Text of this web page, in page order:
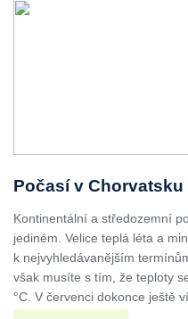
Počasí v Chorvatsku
Kontinentální a středozemní
jediném. Velice teplá léta a
k nejvyhledávanějším
však musíte s tím, že teploty
°C. V červenci dokonce ještě